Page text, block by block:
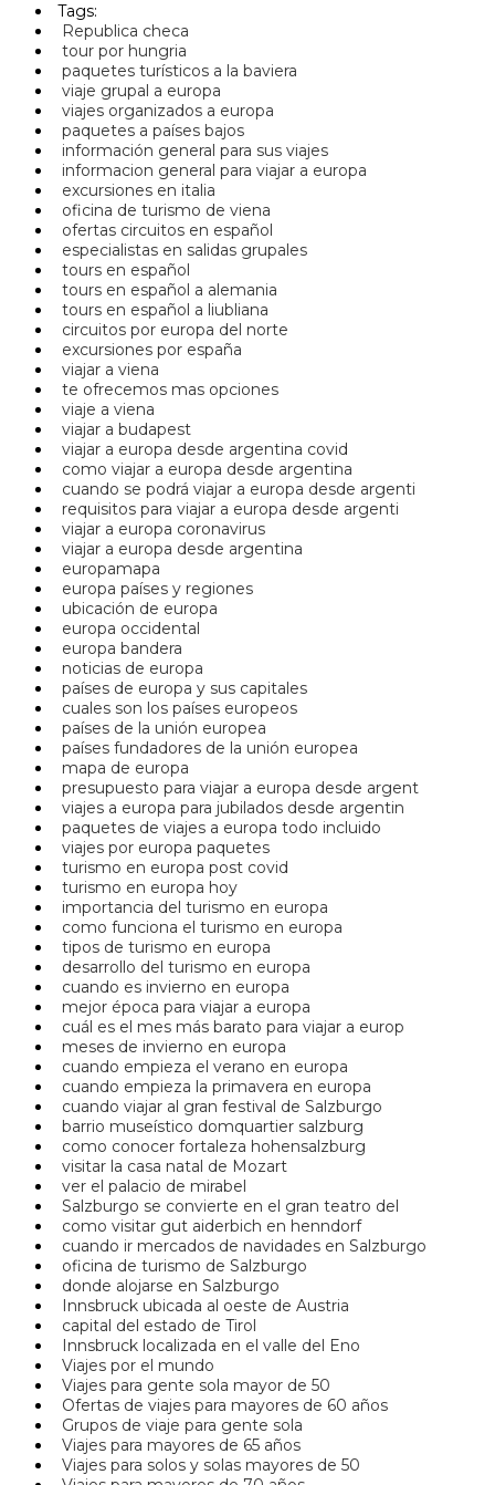
Tags:
Republica checa
tour por hungria
paquetes turísticos a la baviera
viaje grupal a europa
viajes organizados a europa
paquetes a países bajos
información general para sus viajes
informacion general para viajar a europa
excursiones en italia
oficina de turismo de viena
ofertas circuitos en español
especialistas en salidas grupales
tours en español
tours en español a alemania
tours en español a liubliana
circuitos por europa del norte
excursiones por españa
viajar a viena
te ofrecemos mas opciones
viaje a viena
viajar a budapest
viajar a europa desde argentina covid
como viajar a europa desde argentina
cuando se podrá viajar a europa desde argenti
requisitos para viajar a europa desde argenti
viajar a europa coronavirus
viajar a europa desde argentina
europamapa
europa países y regiones
ubicación de europa
europa occidental
europa bandera
noticias de europa
países de europa y sus capitales
cuales son los países europeos
países de la unión europea
países fundadores de la unión europea
mapa de europa
presupuesto para viajar a europa desde argent
viajes a europa para jubilados desde argentin
paquetes de viajes a europa todo incluido
viajes por europa paquetes
turismo en europa post covid
turismo en europa hoy
importancia del turismo en europa
como funciona el turismo en europa
tipos de turismo en europa
desarrollo del turismo en europa
cuando es invierno en europa
mejor época para viajar a europa
cuál es el mes más barato para viajar a europ
meses de invierno en europa
cuando empieza el verano en europa
cuando empieza la primavera en europa
cuando viajar al gran festival de Salzburgo
barrio museístico domquartier salzburg
como conocer fortaleza hohensalzburg
visitar la casa natal de Mozart
ver el palacio de mirabel
Salzburgo se convierte en el gran teatro del
como visitar gut aiderbich en henndorf
cuando ir mercados de navidades en Salzburgo
oficina de turismo de Salzburgo
donde alojarse en Salzburgo
Innsbruck ubicada al oeste de Austria
capital del estado de Tirol
Innsbruck localizada en el valle del Eno
Viajes por el mundo
Viajes para gente sola mayor de 50
Ofertas de viajes para mayores de 60 años
Grupos de viaje para gente sola
Viajes para mayores de 65 años
Viajes para solos y solas mayores de 50